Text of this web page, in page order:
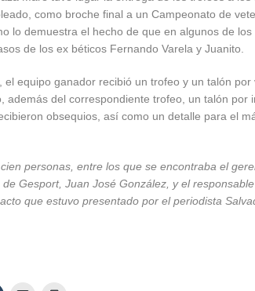
como broche final a un Campeonato de
lo demuestra el hecho de que en algunos de
de los ex béticos Fernando Varela y Juanito.
equipo ganador recibió un trofeo y un talón
además del correspondiente trofeo, un talón por
obsequios, así como un detalle para el
personas, entre los que se encontraba el
Gesport, Juan José González, y el
que estuvo presentado por el periodista